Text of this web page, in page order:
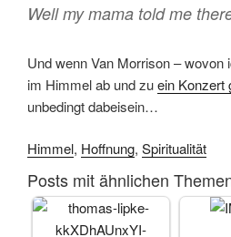
Well my mama told me
Und wenn Van Morrison – wovon
im Himmel ab und zuein Konzert
unbedingt dabeisein…
Himmel, Hoffnung, Spiritualität
Posts mit ähnlichen